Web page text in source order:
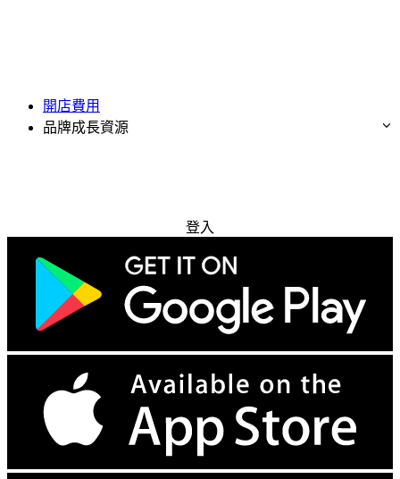
開店費用
品牌成長資源
登入